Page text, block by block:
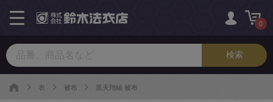
0
toggle
navigation
衣 被布 黒天翔紬 被布